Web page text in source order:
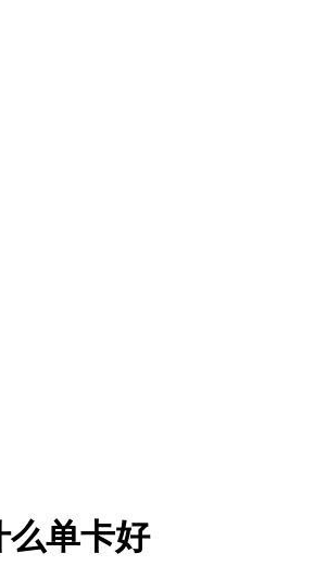
么单卡好